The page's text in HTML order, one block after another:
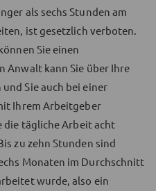
als sechs Stunden am
ist gesetzlich verboten.
Sie einen
Anwalt kann Sie über Ihre
Sie auch bei einer
Ihrem Arbeitgeber
tägliche Arbeit acht
zu zehn Stunden sind
Monaten im Durchschnitt
wurde, also ein